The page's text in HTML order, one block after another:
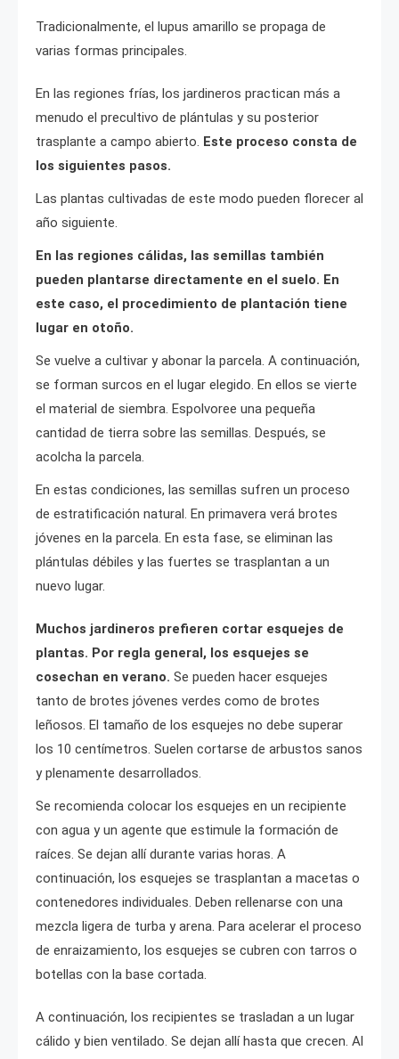
Tradicionalmente, el lupus amarillo se propaga de
varias formas principales.
En las regiones frías, los jardineros practican más a
menudo el precultivo de plántulas y su posterior
trasplante a campo abierto. Este proceso consta de
los siguientes pasos.
Las plantas cultivadas de este modo pueden florecer al
año siguiente.
En las regiones cálidas, las semillas también
pueden plantarse directamente en el suelo. En
este caso, el procedimiento de plantación tiene
lugar en otoño.
Se vuelve a cultivar y abonar la parcela. A continuación,
se forman surcos en el lugar elegido. En ellos se vierte
el material de siembra. Espolvoree una pequeña
cantidad de tierra sobre las semillas. Después, se
acolcha la parcela.
En estas condiciones, las semillas sufren un proceso
de estratificación natural. En primavera verá brotes
jóvenes en la parcela. En esta fase, se eliminan las
plántulas débiles y las fuertes se trasplantan a un
nuevo lugar.
Muchos jardineros prefieren cortar esquejes de
plantas. Por regla general, los esquejes se
cosechan en verano. Se pueden hacer esquejes
tanto de brotes jóvenes verdes como de brotes
leñosos. El tamaño de los esquejes no debe superar
los 10 centímetros. Suelen cortarse de arbustos sanos
y plenamente desarrollados.
Se recomienda colocar los esquejes en un recipiente
con agua y un agente que estimule la formación de
raíces. Se dejan allí durante varias horas. A
continuación, los esquejes se trasplantan a macetas o
contenedores individuales. Deben rellenarse con una
mezcla ligera de turba y arena. Para acelerar el proceso
de enraizamiento, los esquejes se cubren con tarros o
botellas con la base cortada.
A continuación, los recipientes se trasladan a un lugar
cálido y bien ventilado. Se dejan allí hasta que crecen. Al